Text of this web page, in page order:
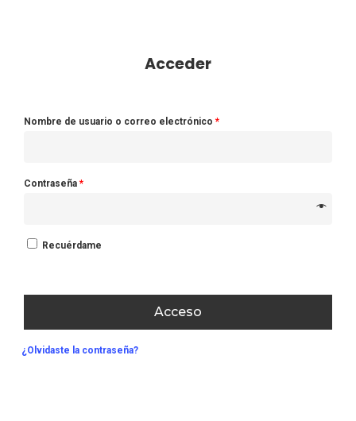
Acceder
Nombre de usuario o correo electrónico *
Contraseña *
Recuérdame
Acceso
¿Olvidaste la contraseña?